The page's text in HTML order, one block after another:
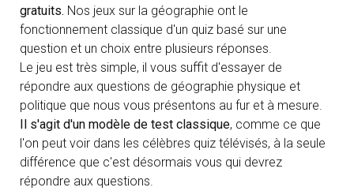
gratuits. Nos jeux sur la géographie ont le
fonctionnement classique d'un quiz basé sur une
question et un choix entre plusieurs réponses.
Le jeu est très simple, il vous suffit d'essayer de
répondre aux questions de géographie physique et
politique que nous vous présentons au fur et à mesure.
Il s'agit d'un modèle de test classique, comme ce que
l'on peut voir dans les célèbres quiz télévisés, à la seule
différence que c'est désormais vous qui devrez
répondre aux questions.